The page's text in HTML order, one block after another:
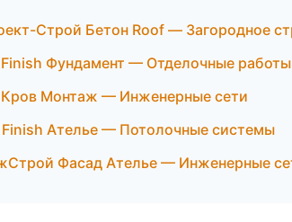
Строй Бетон Roof — Загородное
Фундамент — Отделочные
Монтаж — Инженерные сети
Ателье — Потолочные системы
Фасад Ателье — Инженерные